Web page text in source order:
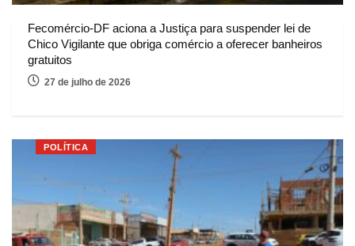
Fecomércio-DF aciona a Justiça para suspender lei de
Chico Vigilante que obriga comércio a oferecer banheiros
gratuitos
27 de julho de 2026
POLÍTICA